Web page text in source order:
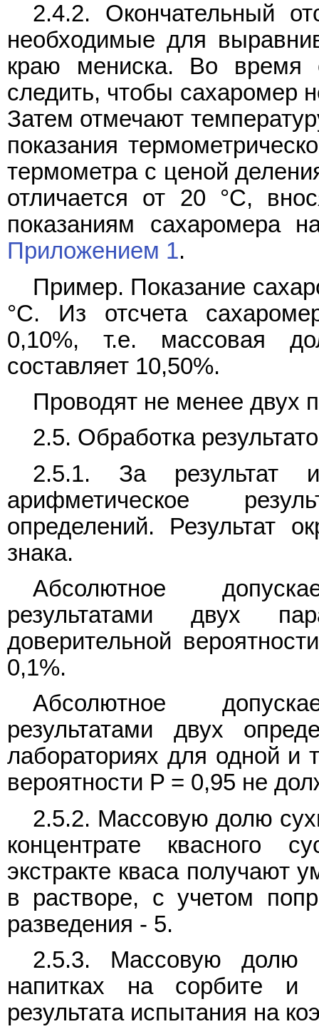
2.4.2. Окончательный
необходимые для
краю мениска. Во время
следить, чтобы сахаромер
Затем отмечают
показания
термометра с ценой
отличается от 20 °C,
показаниям сахаромера
Приложением 1.
Пример. Показание
°C. Из отсчета
0,10%, т.е. массовая
составляет 10,50%.
Проводят не менее двух
2.5. Обработка
2.5.1. За результат
арифметическое
определений. Результат
знака.
Абсолютное
результатами двух
доверительной
0,1%.
Абсолютное
результатами двух
лабораториях для одной и
вероятности P = 0,95 не
2.5.2. Массовую долю
концентрате квасного
экстракте кваса получают
в растворе, с учетом
разведения - 5.
2.5.3. Массовую долю
напитках на сорбите и
результата испытания на